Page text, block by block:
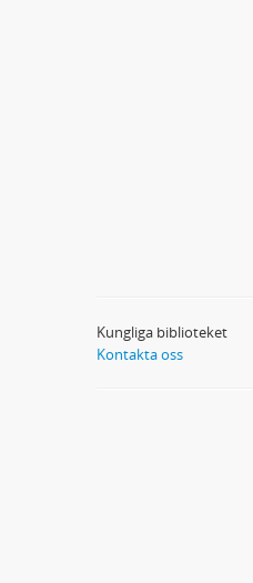
Kungliga biblioteket
Kontakta oss